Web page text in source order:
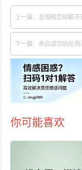
上一篇：互相暗恋却都
下一篇：表白成功后反
你可能喜欢